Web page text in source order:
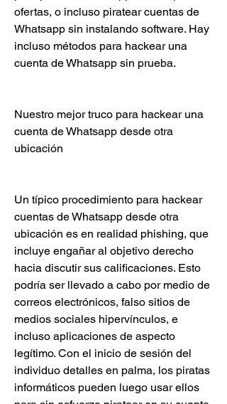
ofertas, o incluso piratear cuentas de
Whatsapp sin instalando software. Hay
incluso métodos para hackear una
cuenta de Whatsapp sin prueba.
Nuestro mejor truco para hackear una
cuenta de Whatsapp desde otra
ubicación
Un típico procedimiento para hackear
cuentas de Whatsapp desde otra
ubicación es en realidad phishing, que
incluye engañar al objetivo derecho
hacia discutir sus calificaciones. Esto
podría ser llevado a cabo por medio de
correos electrónicos, falso sitios de
medios sociales hipervínculos, e
incluso aplicaciones de aspecto
legítimo. Con el inicio de sesión del
individuo detalles en palma, los piratas
informáticos pueden luego usar ellos